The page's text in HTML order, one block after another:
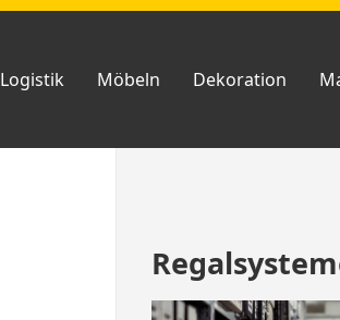
Logistik Möbeln Dekoration
Footer